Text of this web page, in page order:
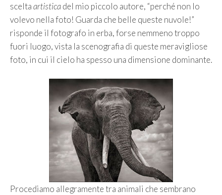
sceltaartisticadel mio piccolo autore, “perché non lo
volevo nella foto! Guarda che belle queste nuvole!”
risponde il fotografo in erba, forse nemmeno troppo
fuori luogo, vista la scenografia di queste meravigliose
foto, in cui il cielo ha spesso una dimensione dominante.
Procediamo allegramente tra animali che sembrano